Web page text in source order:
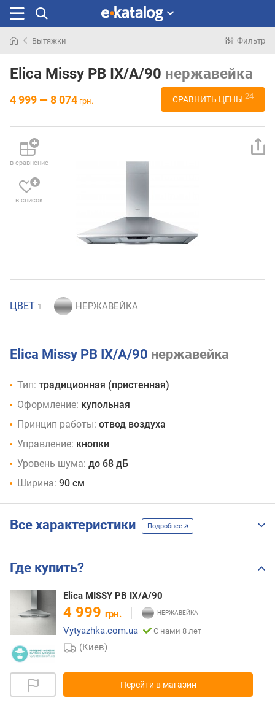
раньше
Вытяжки Фильтр
Elica Missy PB IX/A/90 нержавейка
4 999 — 8 074 грн. СРАВНИТЬ ЦЕНЫ 24
в сравнение
в список
ЦВЕТ 1
Elica Missy PB IX/A/90 нержавейка
Тип: традиционная (пристенная)
Оформление: купольная
Принцип работы: отвод воздуха
Управление: кнопки
Уровень шума: до 68 дБ
Ширина: 90 см
Все характеристики Подробнее
Где купить?
Elica MISSY PB IX/A/90
4 999 грн.
Vytyazhka.com.ua
С нами 8 лет
(Киев)
Перейти в магазин